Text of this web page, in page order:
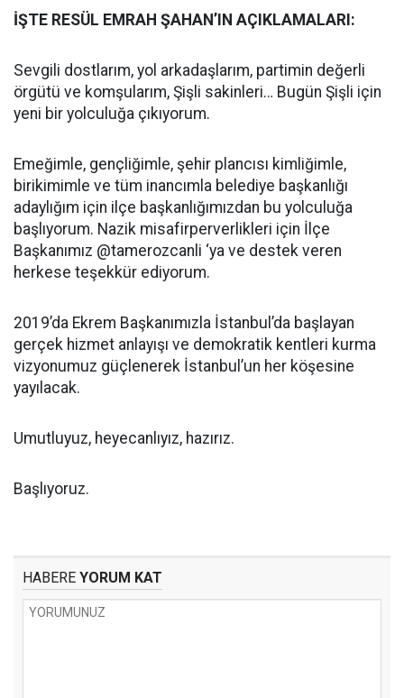
İŞTE RESÜL EMRAH ŞAHAN’IN AÇIKLAMALARI:
Sevgili dostlarım, yol arkadaşlarım, partimin değerli
örgütü ve komşularım, Şişli sakinleri… Bugün Şişli için
yeni bir yolculuğa çıkıyorum.
Emeğimle, gençliğimle, şehir plancısı kimliğimle,
birikimimle ve tüm inancımla belediye başkanlığı
adaylığım için ilçe başkanlığımızdan bu yolculuğa
başlıyorum. Nazik misafirperverlikleri için İlçe
Başkanımız @tamerozcanli ‘ya ve destek veren
herkese teşekkür ediyorum.
2019’da Ekrem Başkanımızla İstanbul’da başlayan
gerçek hizmet anlayışı ve demokratik kentleri kurma
vizyonumuz güçlenerek İstanbul’un her köşesine
yayılacak.
Umutluyuz, heyecanlıyız, hazırız.
Başlıyoruz.
HABERE YORUM KAT